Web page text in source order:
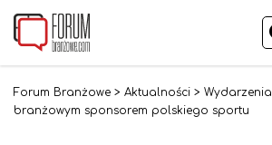
Forum Branżowe > Aktualności > Wydarzenia
branżowym sponsorem polskiego sportu